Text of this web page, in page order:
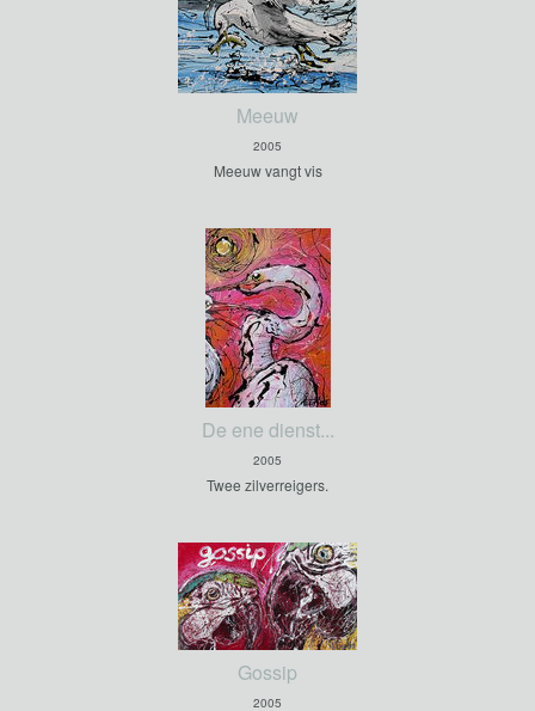
Meeuw
2005
Meeuw vangt vis
De ene dienst...
2005
Twee zilverreigers.
Gossip
2005